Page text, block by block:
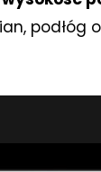
podłóg